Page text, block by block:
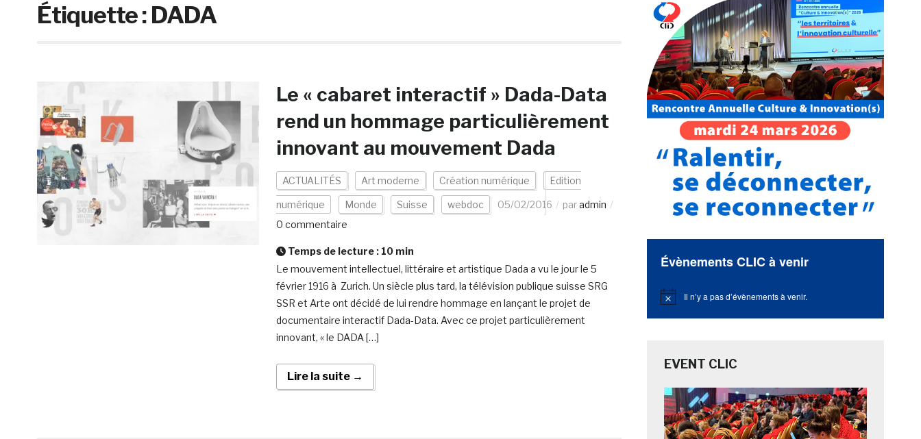
Étiquette :DADA
Le « cabaret interactif » Dada-Data
rend un hommage particulièrement
innovant au mouvement Dada
ACTUALITÉS Art moderne Création numérique Edition
numérique Monde Suisse webdoc 05/02/2016 paradmin
0 commentaire
Temps de lecture : 10 min
Le mouvement intellectuel, littéraire et artistique Dada a vu le jour le 5
février 1916 à Zurich. Un siècle plus tard, la télévision publique suisse SRG
SSR et Arte ont décidé de lui rendre hommage en lançant le projet de
documentaire interactif Dada-Data. Avec ce projet particulièrement
innovant, « le DADA […]
Lire la suite →
Évènements CLIC à venir
Notice Il n’y a pas d’évènements à venir.
EVENT CLIC